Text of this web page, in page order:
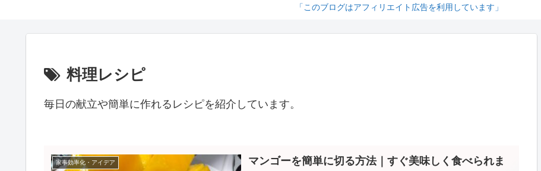
「このブログはアフィリエイト広告を利用しています」
料理レシピ
毎日の献立や簡単に作れるレシピを紹介しています。
家事効率化・アイデア
マンゴーを簡単に切る方法｜すぐ美味しく食べられま